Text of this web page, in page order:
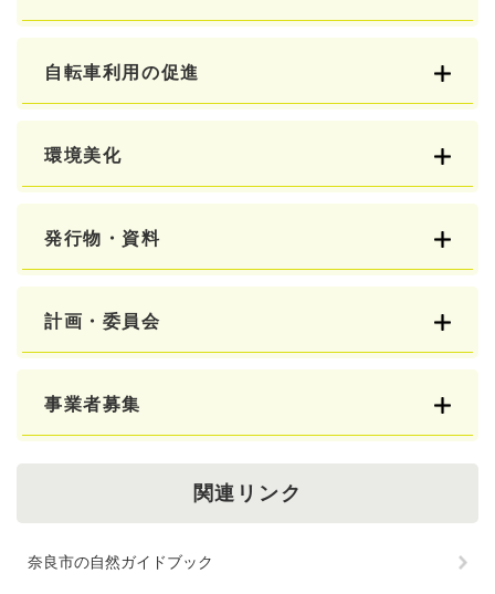
自転車利用の促進
環境美化
発行物・資料
計画・委員会
事業者募集
関連リンク
奈良市の自然ガイドブック